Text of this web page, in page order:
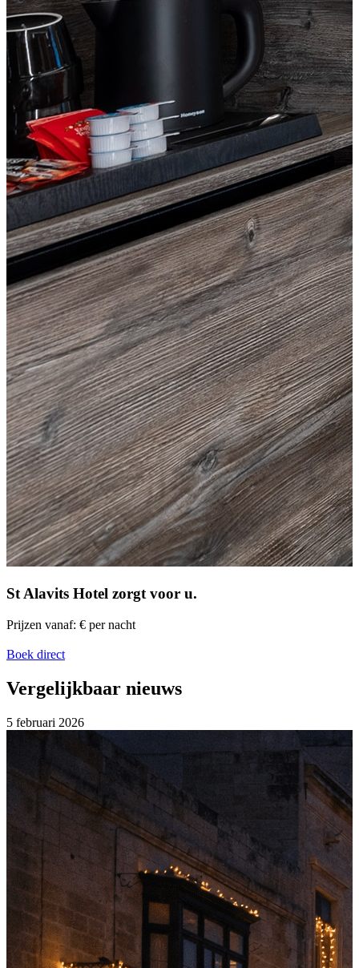
St Alavits Hotel zorgt voor u.
Prijzen vanaf: € per nacht
Boek direct
Vergelijkbaar nieuws
5 februari 2026